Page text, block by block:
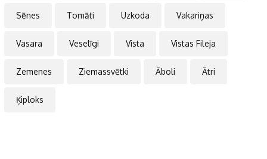
Sēnes Tomāti Uzkoda Vakariņas
Vasara Veselīgi Vista Vistas Fileja
Zemenes Ziemassvētki Āboli Ātri
Ķiploks